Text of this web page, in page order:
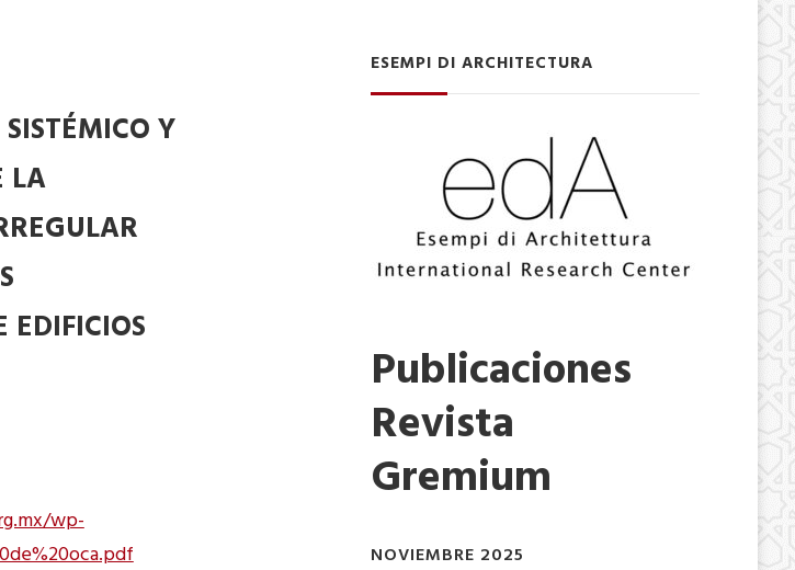
Y
LA
EDIFICIOS
wp-
ESEMPI DI ARCHITECTURA
Publicaciones
Revista
Gremium
NOVIEMBRE 2025